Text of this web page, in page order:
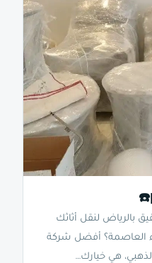
|☎️
لنقل أثاثك
العاصمة؟ أفضل شركة
هي خيارك…